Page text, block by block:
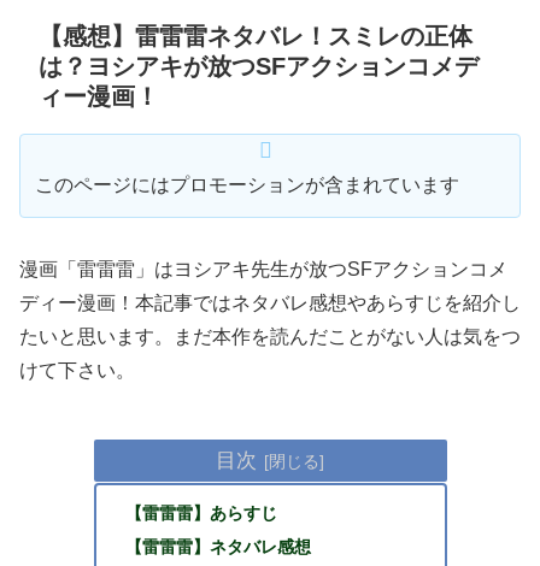
【感想】雷雷雷ネタバレ！スミレの正体
は？ヨシアキが放つSFアクションコメデ
ィー漫画！
このページにはプロモーションが含まれています
漫画「雷雷雷」はヨシアキ先生が放つSFアクションコメ
ディー漫画！本記事ではネタバレ感想やあらすじを紹介し
たいと思います。まだ本作を読んだことがない人は気をつ
けて下さい。
目次
【雷雷雷】あらすじ
【雷雷雷】ネタバレ感想